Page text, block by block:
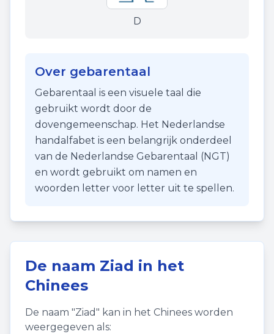
D
Over gebarentaal
Gebarentaal is een visuele taal die
gebruikt wordt door de
dovengemeenschap. Het Nederlandse
handalfabet is een belangrijk onderdeel
van de Nederlandse Gebarentaal (NGT)
en wordt gebruikt om namen en
woorden letter voor letter uit te spellen.
De naam Ziad in het
Chinees
De naam "Ziad" kan in het Chinees worden
weergegeven als: